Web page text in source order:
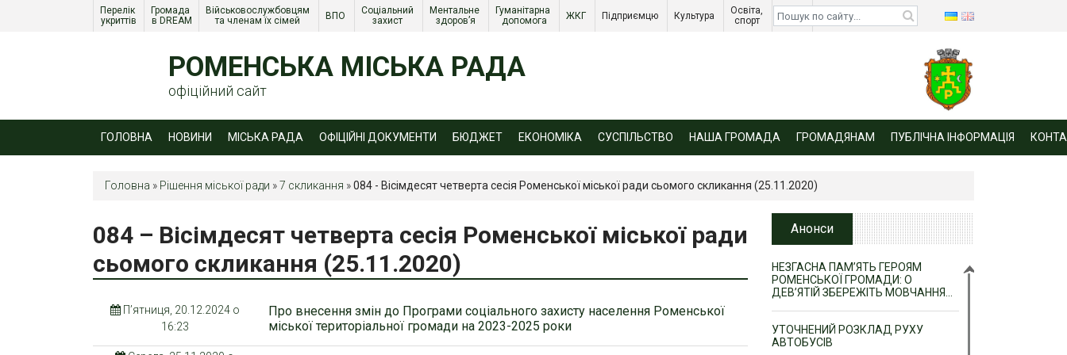
Перелік
укриттів
Громада
в DREAM
Військовослужбовцям
та членам їх сімей
ВПО
Соціальний
захист
Ментальне
здоров’я
Гуманітарна
допомога
ЖКГ Підприємцю Культура
Освіта,
спорт
Діти
війни
РОМЕНСЬКА МІСЬКА РАДА
офіційний сайт
ГОЛОВНА НОВИНИ МІСЬКА РАДА ОФІЦІЙНІ ДОКУМЕНТИ БЮДЖЕТ ЕКОНОМІКА СУСПІЛЬСТВО НАША ГРОМАДА ГРОМАДЯНАМ ПУБЛІЧНА ІНФОРМАЦІЯ
Головна » Рішення міської ради »7 скликання »084 - Вісімдесят четверта сесія Роменської міської ради сьомого скликання (25.11.2020)
084 – Вісімдесят четверта сесія Роменської міської ради
сьомого скликання (25.11.2020)
П’ятниця, 20.12.2024 о
16:23
Про внесення змін до Програми соціального захисту населення Роменської
міської територіальної громади на 2023-2025 роки
Анонси
НЕЗГАСНА ПАМ’ЯТЬ ГЕРОЯМ
РОМЕНСЬКОЇ ГРОМАДИ: О
ДЕВ’ЯТІЙ ЗБЕРЕЖІТЬ МОВЧАННЯ…
УТОЧНЕНИЙ РОЗКЛАД РУХУ
АВТОБУСІВ